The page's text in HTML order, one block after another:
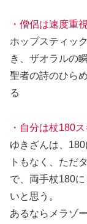
・僧侶は速度重視
ホップスティッ
き、ザオラルの
聖者の詩のひら
る
・自分は杖180
ゆきざんは、
トもなく、ただ
で、両手杖180
いと思う。
あるならメラゾ